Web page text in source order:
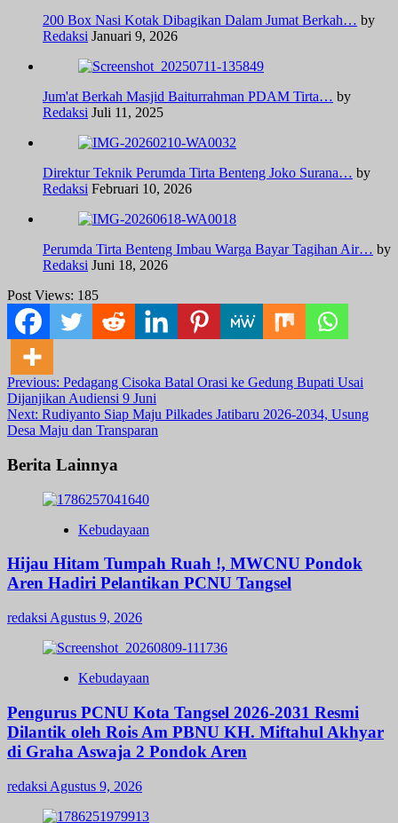
200 Box Nasi Kotak Dibagikan Dalam Jumat Berkah… by
Redaksi Januari 9, 2026
Jum'at Berkah Masjid Baiturrahman PDAM Tirta… by
Redaksi Juli 11, 2025
Direktur Teknik Perumda Tirta Benteng Joko Surana… by
Redaksi Februari 10, 2026
Perumda Tirta Benteng Imbau Warga Bayar Tagihan Air… by
Redaksi Juni 18, 2026
Post Views: 185
Post
navigation
Previous: Pedagang Cisoka Batal Orasi ke Gedung Bupati Usai
Dijanjikan Audiensi 9 Juni
Next: Rudiyanto Siap Maju Pilkades Jatibaru 2026-2034, Usung
Desa Maju dan Transparan
Berita Lainnya
Kebudayaan
Hijau Hitam Tumpah Ruah !, MWCNU Pondok
Aren Hadiri Pelantikan PCNU Tangsel
redaksi Agustus 9, 2026
Kebudayaan
Pengurus PCNU Kota Tangsel 2026-2031 Resmi
Dilantik oleh Rois Am PBNU KH. Miftahul Akhyar
di Graha Aswaja 2 Pondok Aren
redaksi Agustus 9, 2026